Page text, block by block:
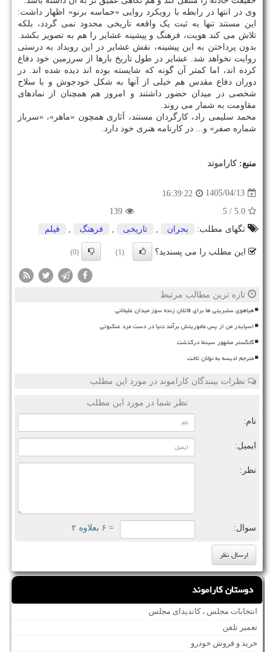
وی در انتها در رابطه با رویکرد روایی «حماسه برنو» اظهار داشت:
این مستند تنها به ثبت یک واقعه تاریخی محدود نمی گردد، بلکه
تلاش می کند هویت، فرهنگ و پیشینه عشایر را هم به تصویر بکشد.
بدون پرداختن به این پیشینه، نقش عشایر در این رویداد به درستی
روایت نخواهد شد. عشایر در طول تاریخ بارها از سرزمین خود دفاع
کرده اند، اما کمتر آن گونه که شایسته بوده اند دیده شده اند. در
دوران دفاع مقدس هم خیلی از آنها به شکل خودجوش و با سلاح
شخصی در میدان حضور داشتند و امروز هم همچنان از نمادهای
مقاومت به شمار می روند.
محمد سلیمی راد، کارگردان مستند، آثاری همچون «ماهر»، «سرباز
شماره صفر» و... در کارنامه هنری خود دارد.
منبع: كاراموند
1405/04/13
16:39:22
5.0
/ 5
139
تگهای مطلب:
بحران , تاریخی , فرهنگ , فیلم
این مطلب را می پسندید؟ (1)
(0)
تازه ترین مطالب مرتبط
هیاهوی سلبریتی ها برای قاتلان زنده سوز میدان علیخانی
اسپایدر من از پس ماموریتش برآمد دنیا در دست مرد عنکبوتی
گانگستر مشهور سینما درگذشت
مترجم ادیسه به نولان تاخت
نظرات بینندگان کاراموند در مورد این مطلب
نظر شما در مورد این مطلب
نام:
ایمیل:
نظر:
سوال: = ۶ بعلاوه ۲
دوستان کاراموند
انتخابات مجلس ، کاندیدای مجلس
تعمیر تلفن
خرید و فروش خودرو